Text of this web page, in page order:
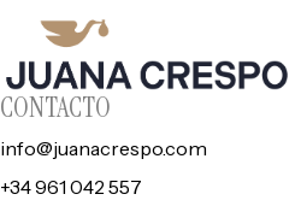
CONTACTO
info@juanacrespo.com
+34 961 042 557